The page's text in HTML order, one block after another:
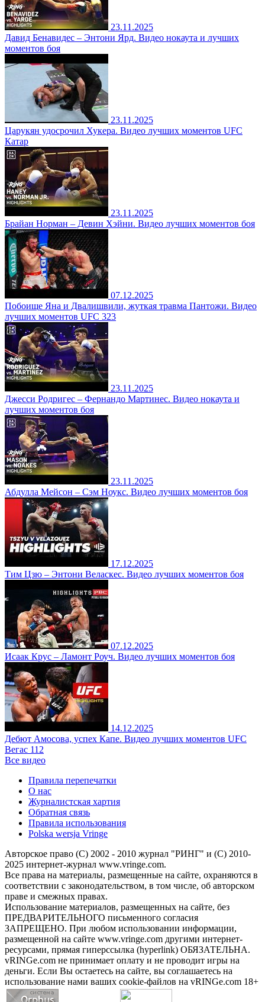
23.11.2025
Давид Бенавидес – Энтони Ярд. Видео нокаута и лучших
моментов боя
23.11.2025
Царукян удосрочил Хукера. Видео лучших моментов UFC
Катар
23.11.2025
Брайан Норман – Девин Хэйни. Видео лучших моментов боя
07.12.2025
Побоище Яна и Двалишвили, жуткая травма Пантожи. Видео
лучших моментов UFC 323
23.11.2025
Джесси Родригес – Фернандо Мартинес. Видео нокаута и
лучших моментов боя
23.11.2025
Абдулла Мейсон – Сэм Ноукс. Видео лучших моментов боя
17.12.2025
Тим Цзю – Энтони Веласкес. Видео лучших моментов боя
07.12.2025
Исаак Крус – Ламонт Роуч. Видео лучших моментов боя
14.12.2025
Дебют Амосова, успех Капе. Видео лучших моментов UFC
Вегас 112
Все видео
Правила перепечатки
О нас
Журналистская хартия
Обратная связь
Правила использования
Polska wersja Vringe
Авторское право (С) 2002 - 2010 журнал "РИНГ" и (С) 2010-
2025 интернет-журнал www.vringe.com.
Все права на материалы, размещенные на сайте, охраняются в
соответствии с законодательством, в том числе, об авторском
праве и смежных правах.
Использование материалов, размещенных на сайте, без
ПРЕДВАРИТЕЛЬНОГО письменного согласия
ЗАПРЕЩЕНО. При любом использовании информации,
размещенной на сайте www.vringe.com другими интернет-
ресурсами, прямая гиперссылка (hyperlink) ОБЯЗАТЕЛЬНА.
vRINGe.com не принимает оплату и не проводит игры на
деньги. Если Вы остаетесь на сайте, вы соглашаетесь на
использование нами ваших cookie-файлов на vRINGe.com 18+